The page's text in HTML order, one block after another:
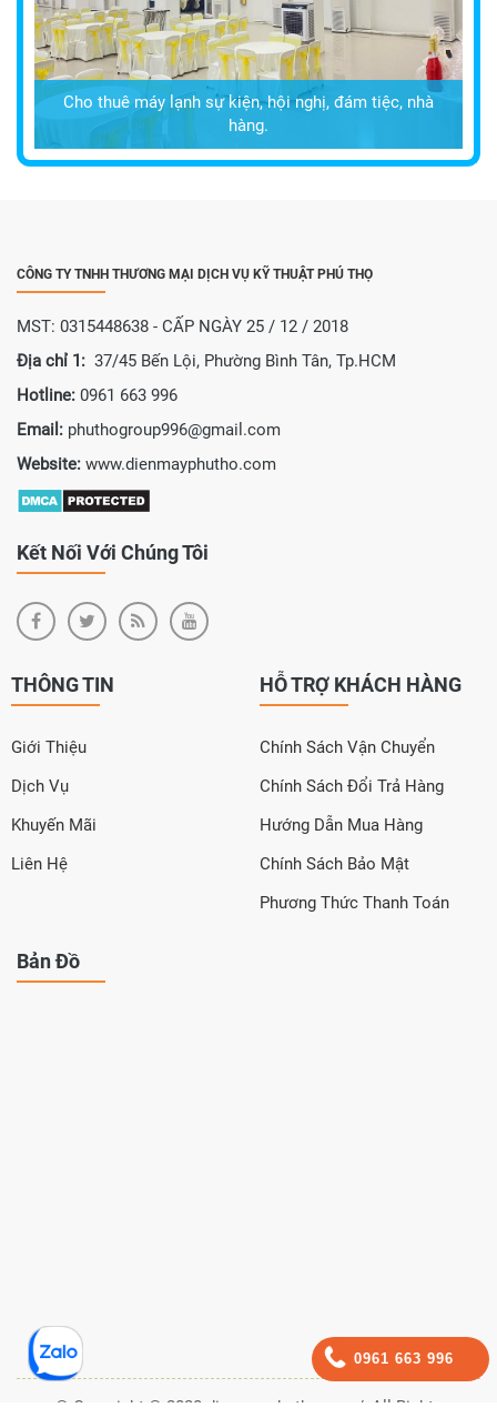
Cho thuê máy lạnh sự kiện, hội nghị, đám tiệc, nhà
hàng.
CÔNG TY TNHH THƯƠNG MẠI DỊCH VỤ KỸ THUẬT PHÚ THỌ
MST: 0315448638 - CẤP NGÀY 25 / 12 / 2018
Địa chỉ 1: 37/45 Bến Lội, Phường Bình Tân, Tp.HCM
Hotline: 0961 663 996
Email: phuthogroup996@gmail.com
Website: www.dienmayphutho.com
Kết Nối Với Chúng Tôi
THÔNG TIN
Giới Thiệu
Dịch Vụ
Khuyến Mãi
Liên Hệ
HỖ TRỢ KHÁCH HÀNG
Chính Sách Vận Chuyển
Chính Sách Đổi Trả Hàng
Hướng Dẫn Mua Hàng
Chính Sách Bảo Mật
Phương Thức Thanh Toán
Bản Đồ
© Copyright © 2020 dienmayphutho.com/, All Rights
0961 663 996